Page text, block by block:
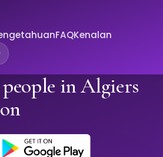
FAQKenalan
in Algiers